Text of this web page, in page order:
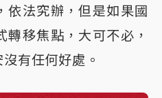
依法究辦，但是如果國
移焦點，大可不必，
有任何好處。